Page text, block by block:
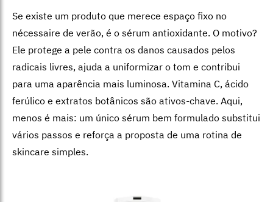
Se existe um produto que merece espaço fixo no
nécessaire de verão, é o sérum antioxidante. O motivo?
Ele protege a pele contra os danos causados pelos
radicais livres, ajuda a uniformizar o tom e contribui
para uma aparência mais luminosa. Vitamina C, ácido
ferúlico e extratos botânicos são ativos-chave. Aqui,
menos é mais: um único sérum bem formulado substitui
vários passos e reforça a proposta de uma rotina de
skincare simples.